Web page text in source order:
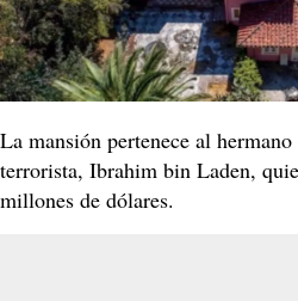
La mansión pertenece al
terrorista, Ibrahim bin Laden,
millones de dólares.